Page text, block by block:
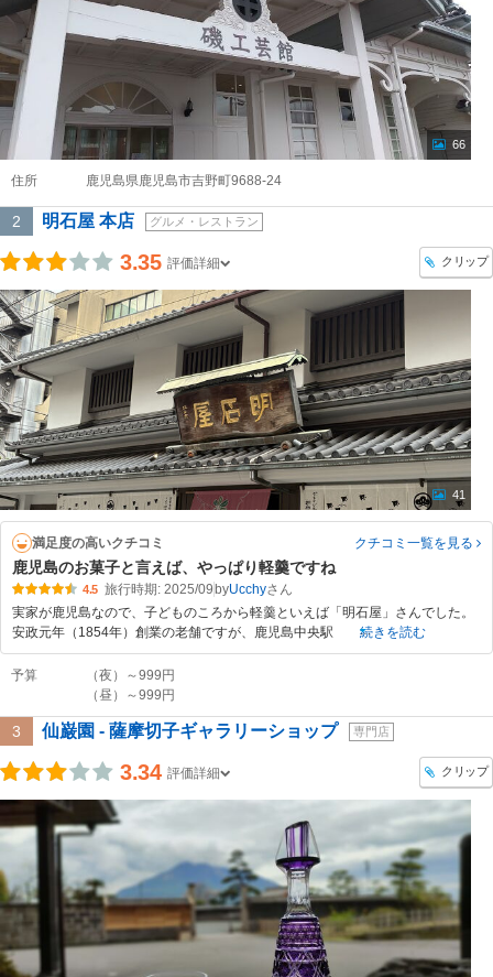
66
住所 鹿児島県鹿児島市吉野町9688-24
2 明石屋 本店 グルメ・レストラン
3.35 評価詳細 クリップ
41
満足度の高いクチコミ クチコミ一覧を見る
鹿児島のお菓子と言えば、やっぱり軽羹ですね
4.5 旅行時期: 2025/09 byUcchy
実家が鹿児島なので、子どものころから軽羹といえば「明石屋」さんでした。
安政元年（1854年）創業の老舗ですが、鹿児島中央駅
続きを読む
予算
（夜）～999円
（昼）～999円
3 仙巌園 - 薩摩切子ギャラリーショップ 専門店
3.34 評価詳細 クリップ